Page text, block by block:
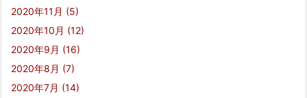
2020年11月 (5)
2020年10月 (12)
2020年9月 (16)
2020年8月 (7)
2020年7月 (14)